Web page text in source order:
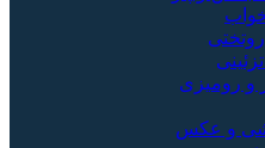
و رومیزی
و عکس